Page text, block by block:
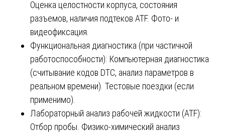
Оценка целостности корпуса, состояния
разъемов, наличия подтеков ATF. Фото- и
видеофиксация.
Функциональная диагностика (при частичной
работоспособности): Компьютерная диагностика
(считывание кодов DTC, анализ параметров в
реальном времени). Тестовые поездки (если
применимо).
Лабораторный анализ рабочей жидкости (ATF):
Отбор пробы. Физико-химический анализ